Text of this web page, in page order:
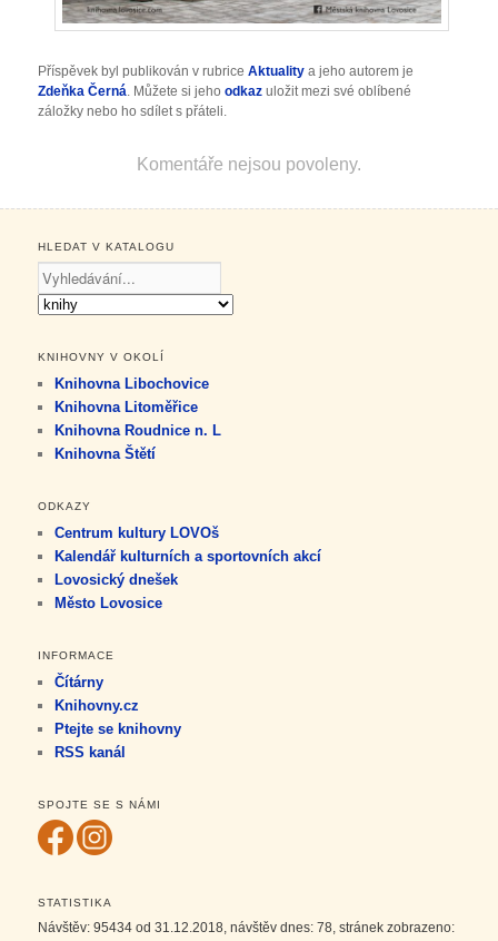
Příspěvek byl publikován v rubriceAktuality a jeho autorem je
Zdeňka Černá. Můžete si jehoodkaz uložit mezi své oblíbené
záložky nebo ho sdílet s přáteli.
Komentáře nejsou povoleny.
HLEDAT V KATALOGU
KNIHOVNY V OKOLÍ
Knihovna Libochovice
Knihovna Litoměřice
Knihovna Roudnice n. L
Knihovna Štětí
ODKAZY
Centrum kultury LOVOš
Kalendář kulturních a sportovních akcí
Lovosický dnešek
Město Lovosice
INFORMACE
Čítárny
Knihovny.cz
Ptejte se knihovny
RSS kanál
SPOJTE SE S NÁMI
STATISTIKA
Návštěv:95434 od 31.12.2018, návštěv dnes:78, stránek zobrazeno: